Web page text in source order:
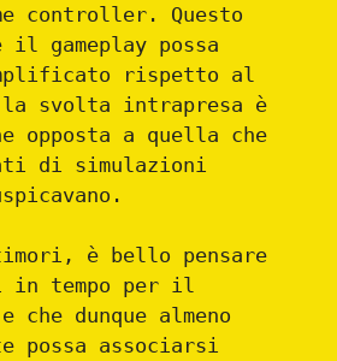
controller. Questo
il gameplay possa
rispetto al
la svolta intrapresa è
opposta a quella che
di simulazioni
è bello pensare
in tempo per il
che dunque almeno
possa associarsi